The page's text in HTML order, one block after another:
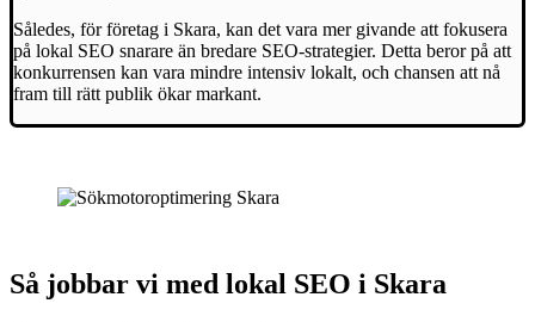
Således, för företag i Skara, kan det vara mer givande att fokusera
på lokal SEO snarare än bredare SEO-strategier. Detta beror på att
konkurrensen kan vara mindre intensiv lokalt, och chansen att nå
fram till rätt publik ökar markant.
Så jobbar vi med lokal SEO i Skara